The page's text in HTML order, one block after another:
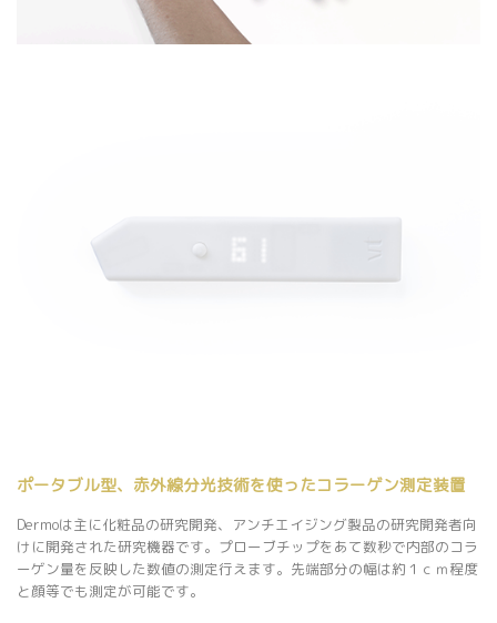
ポータブル型、赤外線分光技術を使ったコラーゲン測定装置
Dermoは主に化粧品の研究開発、アンチエイジング製品の研究開発者向
けに開発された研究機器です。プローブチップをあて数秒で内部のコラ
ーゲン量を反映した数値の測定行えます。先端部分の幅は約１ｃｍ程度
と顔等でも測定が可能です。